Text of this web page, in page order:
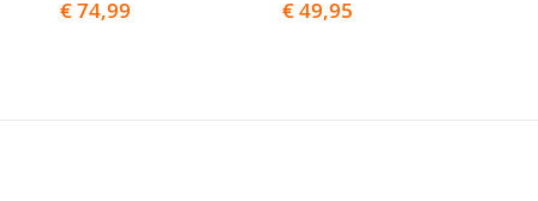
€ 74,99 € 49,95